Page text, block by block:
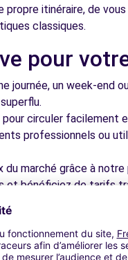
6.6 km
(C)
11.2 km
itinéraire, de
classiques.
pour
journée, un week-end
circuler facilement
professionnels ou
du marché grâce à
et bénéficiez de tarifs
dans l'une de nos
faciliter le démarrage
vous permet de
à toutes vos